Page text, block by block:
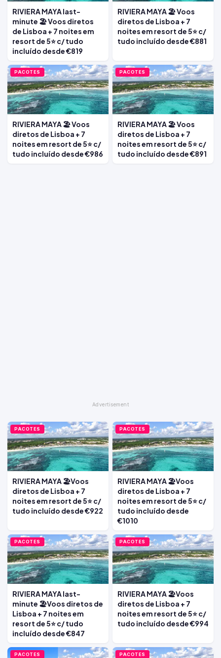
RIVIERA MAYA last-
minute 🏖️ Voos diretos
de Lisboa + 7 noites em
resort de 5⭐ c/ tudo
incluído desde €819
RIVIERA MAYA 🏖️ Voos
diretos de Lisboa + 7
noites em resort de 5⭐ c/
tudo incluído desde €881
PACOTES
RIVIERA MAYA 🏖️ Voos
diretos de Lisboa + 7
noites em resort de 5⭐ c/
tudo incluído desde €986
PACOTES
RIVIERA MAYA 🏖️ Voos
diretos de Lisboa + 7
noites em resort de 5⭐ c/
tudo incluído desde €891
PACOTES
RIVIERA MAYA 🏖️Voos
diretos de Lisboa + 7
noites em resort de 5⭐ c/
tudo incluído desde €922
PACOTES
RIVIERA MAYA 🏖️Voos
diretos de Lisboa + 7
noites em resort de 5⭐ c/
tudo incluído desde
€1010
PACOTES
RIVIERA MAYA last-
minute 🏖️Voos diretos de
Lisboa + 7 noites em
resort de 5⭐ c/ tudo
incluído desde €847
PACOTES
RIVIERA MAYA 🏖️Voos
diretos de Lisboa + 7
noites em resort de 5⭐ c/
tudo incluído desde €994
PACOTES PACOTES